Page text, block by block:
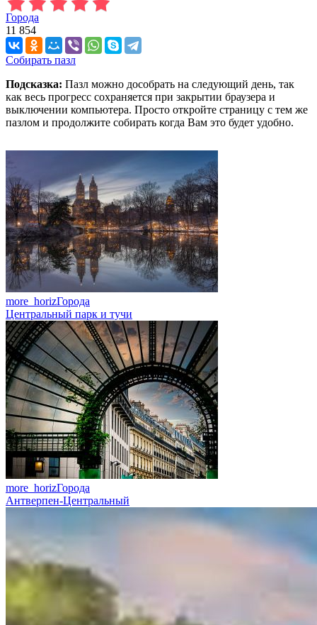
Города
11 854
Собирать пазл
Подсказка: Пазл можно дособрать на следующий день, так
как весь прогресс сохраняется при закрытии браузера и
выключении компьютера. Просто откройте страницу с тем же
пазлом и продолжите собирать когда Вам это будет удобно.
more_horizГорода
Центральный парк и тучи
more_horizГорода
Антверпен-Центральный